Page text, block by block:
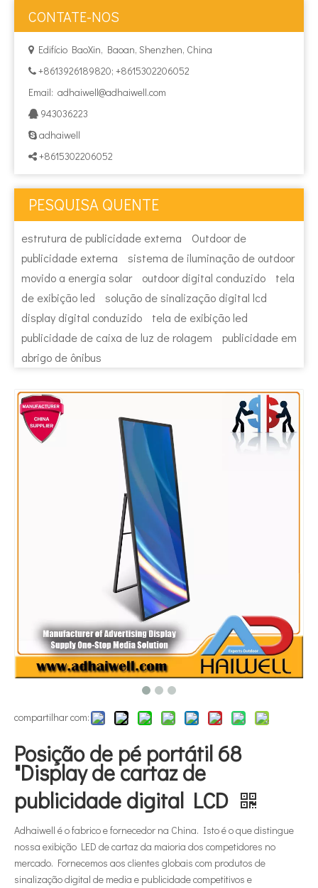
CONTATE-NOS
 Edifício BaoXin, Baoan, Shenzhen, China
 +8613926189820; +8615302206052
Email: adhaiwell@adhaiwell.com
 943036223
 adhaiwell
 +8615302206052
PESQUISA QUENTE
estrutura de publicidade externa
Outdoor de
publicidade externa
sistema de iluminação de outdoor
movido a energia solar
outdoor digital conduzido
tela
de exibição led
solução de sinalização digital lcd
display digital conduzido
tela de exibição led
publicidade de caixa de luz de rolagem
publicidade em
abrigo de ônibus
compartilhar com:
Posição de pé portátil 68
"Display de cartaz de
publicidade digital LCD
Adhaiwell é o fabrico e fornecedor na China. Isto é o que distingue
nossa exibição LED de cartaz da maioria dos competidores no
mercado. Fornecemos aos clientes globais com produtos de
sinalização digital de media e publicidade competitivos e